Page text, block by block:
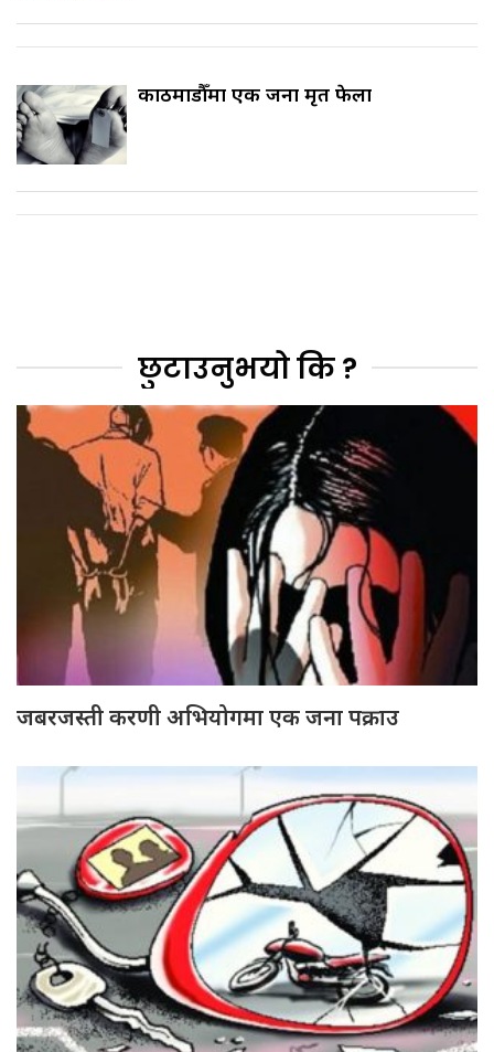
काठमाडौँमा एक जना मृत फेला
छुटाउनुभयो कि ?
जबरजस्ती करणी अभियोगमा एक जना पक्राउ